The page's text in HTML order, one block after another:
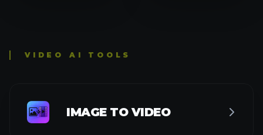
VIDEO AI TOOLS
IMAGE TO VIDEO